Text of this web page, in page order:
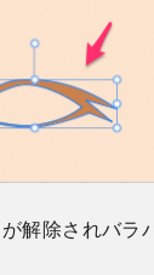
解除されバ